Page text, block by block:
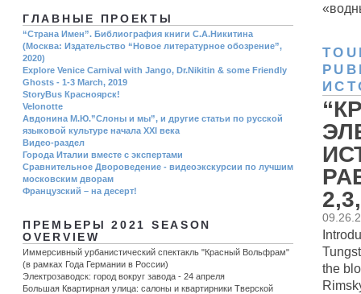
the
ГЛАВНЫЕ ПРОЕКТЫ
“Страна Имен”. Библиография книги С.А.Никитина
(Москва: Издательство “Новое литературное обозрение”,
2020)
Explore Venice Carnival with Jango, Dr.Nikitin & some Friendly
Ghosts - 1-3 March, 2019
StoryBus Красноярск!
Velonotte
Авдонина М.Ю.”Слоны и мы”, и другие статьи по русской
языковой культуре начала ХХI века
Видео-раздел
Города Италии вместе с экспертами
Сравнительное Двороведение - видеоэкскурсии по лучшим
московским дворам
Французский – на десерт!
ПРЕМЬЕРЫ 2021 SEASON
OVERVIEW
Иммерсивный урбанистический спектакль "Красный Вольфрам"
(в рамках Года Германии в России)
Электрозаводск: город вокруг завода - 24 апреля
Большая Квартирная улица: салоны и квартирники Тверской